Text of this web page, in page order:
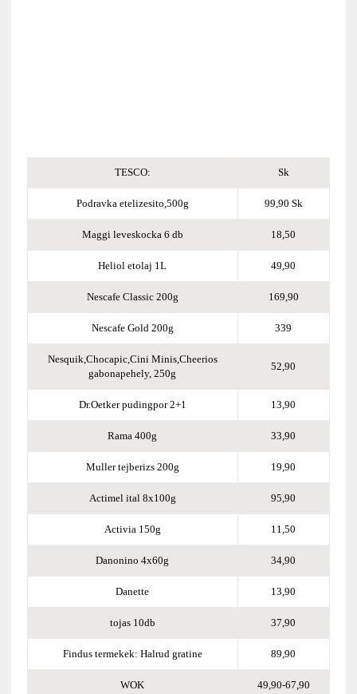
TESCO: Sk
Podravka etelizesito,500g 99,90 Sk
Maggi leveskocka 6 db 18,50
Heliol etolaj 1L 49,90
Nescafe Classic 200g 169,90
Nescafe Gold 200g 339
Nesquik,Chocapic,Cini Minis,Cheerios
gabonapehely, 250g
52,90
Dr.Oetker pudingpor 2+1 13,90
Rama 400g 33,90
Muller tejberizs 200g 19,90
Actimel ital 8x100g 95,90
Activia 150g 11,50
Danonino 4x60g 34,90
Danette 13,90
tojas 10db 37,90
Findus termekek: Halrud gratine 89,90
WOK 49,90-67,90